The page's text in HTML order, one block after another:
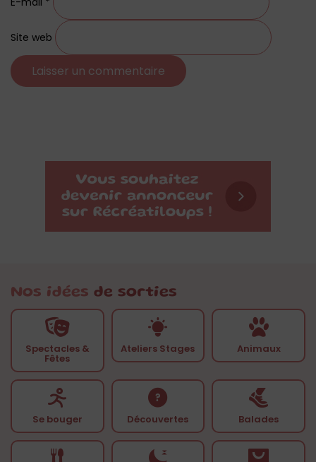
Site web
Nos idées de sorties
Spectacles &
Fêtes
Ateliers Stages Animaux
Se bouger Découvertes Balades